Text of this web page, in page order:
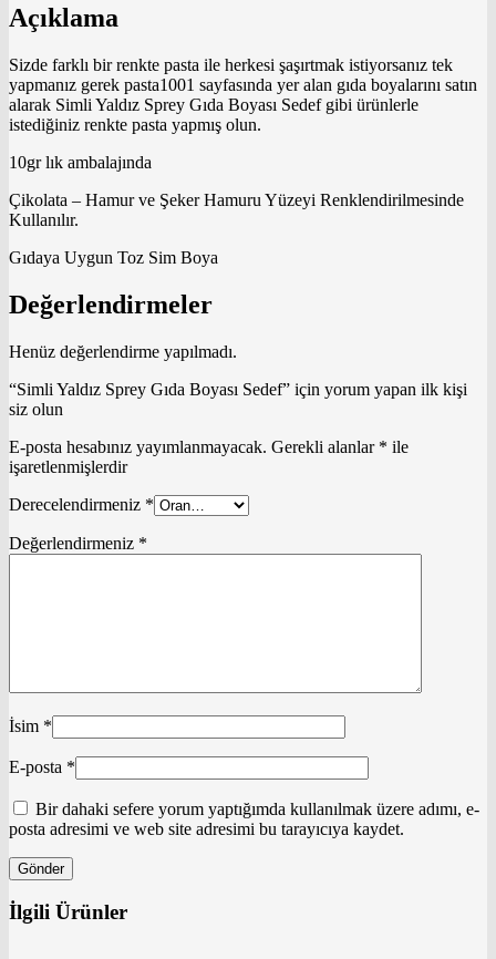
Açıklama
Sizde farklı bir renkte pasta ile herkesi şaşırtmak istiyorsanız tek
yapmanız gerek pasta1001 sayfasında yer alan gıda boyalarını satın
alarak Simli Yaldız Sprey Gıda Boyası Sedef gibi ürünlerle
istediğiniz renkte pasta yapmış olun.
10gr lık ambalajında
Çikolata – Hamur ve Şeker Hamuru Yüzeyi Renklendirilmesinde
Kullanılır.
Gıdaya Uygun Toz Sim Boya
Değerlendirmeler
Henüz değerlendirme yapılmadı.
“Simli Yaldız Sprey Gıda Boyası Sedef” için yorum yapan ilk kişi
siz olun
E-posta hesabınız yayımlanmayacak. Gerekli alanlar * ile
işaretlenmişlerdir
Derecelendirmeniz *
Değerlendirmeniz *
İsim *
E-posta *
Bir dahaki sefere yorum yaptığımda kullanılmak üzere adımı, e-
posta adresimi ve web site adresimi bu tarayıcıya kaydet.
İlgili Ürünler